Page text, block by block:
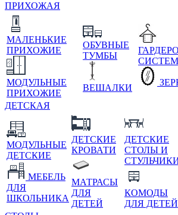
ПРИХОЖАЯ
МАЛЕНЬКИЕ
ПРИХОЖИЕ
МОДУЛЬНЫЕ
ПРИХОЖИЕ
ОБУВНЫЕ
ТУМБЫ
ВЕШАЛКИ
ДЕТСКАЯ
МОДУЛЬНЫЕ
ДЕТСКИЕ
МЕБЕЛЬ
ДЛЯ
ШКОЛЬНИКА
ДЕТСКИЕ
КРОВАТИ
МАТРАСЫ
ДЛЯ
ДЕТЕЙ
ДЕТСКИЕ
СТОЛЫ И
КОМОДЫ
ДЛЯ ДЕТЕЙ